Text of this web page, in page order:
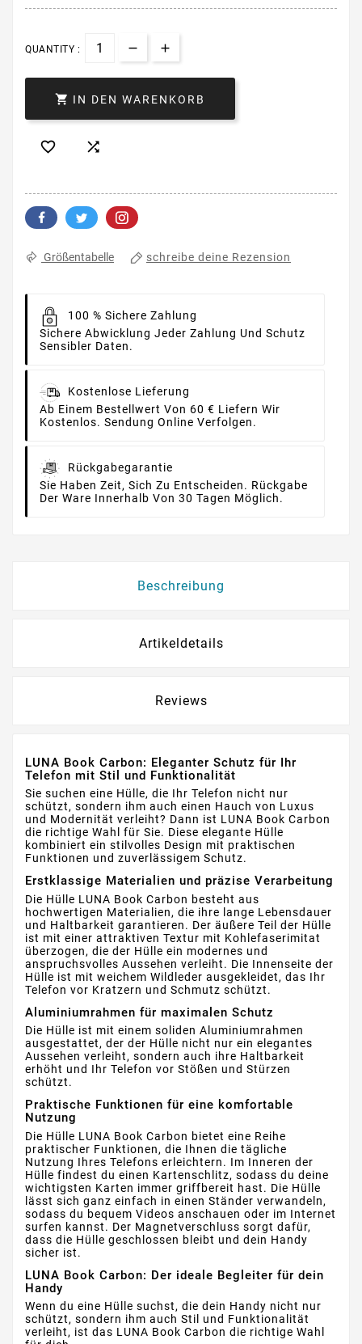
QUANTITY :
 IN DEN WARENKORB
 
Größentabelle schreibe deine Rezension
100 % Sichere Zahlung
Sichere Abwicklung Jeder Zahlung Und Schutz
Sensibler Daten.
Kostenlose Lieferung
Ab Einem Bestellwert Von 60 € Liefern Wir
Kostenlos. Sendung Online Verfolgen.
Rückgabegarantie
Sie Haben Zeit, Sich Zu Entscheiden. Rückgabe
Der Ware Innerhalb Von 30 Tagen Möglich.
Beschreibung
Artikeldetails
Reviews
LUNA Book Carbon: Eleganter Schutz für Ihr
Telefon mit Stil und Funktionalität
Sie suchen eine Hülle, die Ihr Telefon nicht nur
schützt, sondern ihm auch einen Hauch von Luxus
und Modernität verleiht? Dann ist LUNA Book Carbon
die richtige Wahl für Sie. Diese elegante Hülle
kombiniert ein stilvolles Design mit praktischen
Funktionen und zuverlässigem Schutz.
Erstklassige Materialien und präzise Verarbeitung
Die Hülle LUNA Book Carbon besteht aus
hochwertigen Materialien, die ihre lange Lebensdauer
und Haltbarkeit garantieren. Der äußere Teil der Hülle
ist mit einer attraktiven Textur mit Kohlefaserimitat
überzogen, die der Hülle ein modernes und
anspruchsvolles Aussehen verleiht. Die Innenseite der
Hülle ist mit weichem Wildleder ausgekleidet, das Ihr
Telefon vor Kratzern und Schmutz schützt.
Aluminiumrahmen für maximalen Schutz
Die Hülle ist mit einem soliden Aluminiumrahmen
ausgestattet, der der Hülle nicht nur ein elegantes
Aussehen verleiht, sondern auch ihre Haltbarkeit
erhöht und Ihr Telefon vor Stößen und Stürzen
schützt.
Praktische Funktionen für eine komfortable
Nutzung
Die Hülle LUNA Book Carbon bietet eine Reihe
praktischer Funktionen, die Ihnen die tägliche
Nutzung Ihres Telefons erleichtern. Im Inneren der
Hülle findest du einen Kartenschlitz, sodass du deine
wichtigsten Karten immer griffbereit hast. Die Hülle
lässt sich ganz einfach in einen Ständer verwandeln,
sodass du bequem Videos anschauen oder im Internet
surfen kannst. Der Magnetverschluss sorgt dafür,
dass die Hülle geschlossen bleibt und dein Handy
sicher ist.
LUNA Book Carbon: Der ideale Begleiter für dein
Handy
Wenn du eine Hülle suchst, die dein Handy nicht nur
schützt, sondern ihm auch Stil und Funktionalität
verleiht, ist das LUNA Book Carbon die richtige Wahl